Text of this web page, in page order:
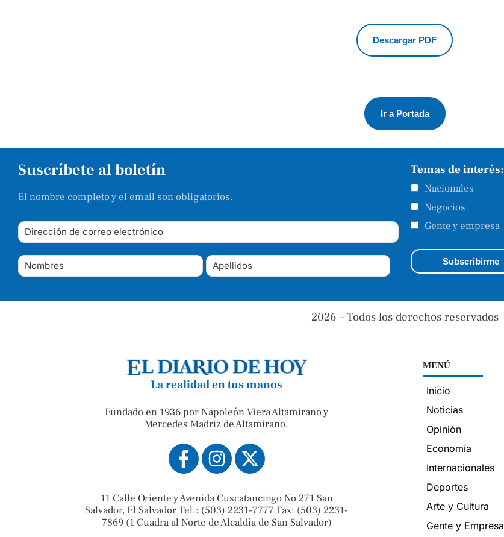
Descargar PDF
Ir a Portada
Suscríbete al boletín
El nombre completo y el email son obligatorios.
Temas de interés:
Nacionales
Negocios
Gente y empresa
2026 – Todos los derechos reservados
La realidad en tus manos
Fundado en 1936 por Napoleón Viera Altamirano y
Mercedes Madriz de Altamirano.
11 Calle Oriente y Avenida Cuscatancingo No 271 San
Salvador, El Salvador Tel.: (503) 2231-7777 Fax: (503) 2231-
7869 (1 Cuadra al Norte de Alcaldía de San Salvador)
MENÚ
Inicio
Noticias
Opinión
Economía
Internacionales
Deportes
Arte y Cultura
Gente y Empresa